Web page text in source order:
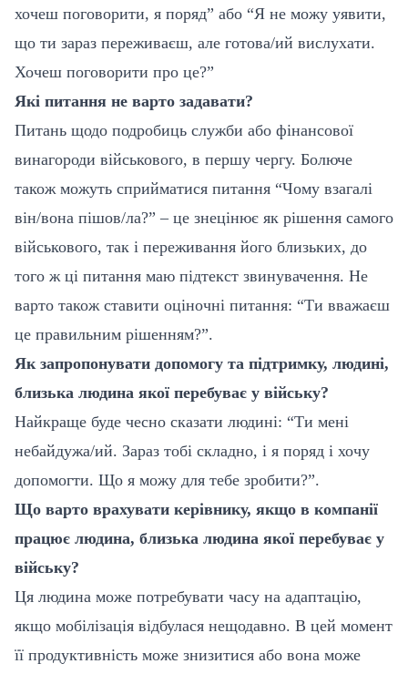
хочеш поговорити, я поряд” або “Я не можу уявити,
що ти зараз переживаєш, але готова/ий вислухати.
Хочеш поговорити про це?”
Які питання не варто задавати?
Питань щодо подробиць служби або фінансової
винагороди військового, в першу чергу. Болюче
також можуть сприйматися питання “Чому взагалі
він/вона пішов/ла?” – це знецінює як рішення самого
військового, так і переживання його близьких, до
того ж ці питання маю підтекст звинувачення. Не
варто також ставити оціночні питання: “Ти вважаєш
це правильним рішенням?”.
Як запропонувати допомогу та підтримку, людині,
близька людина якої перебуває у війську?
Найкраще буде чесно сказати людині: “Ти мені
небайдужа/ий. Зараз тобі складно, і я поряд і хочу
допомогти. Що я можу для тебе зробити?”.
Що варто врахувати керівнику, якщо в компанії
працює людина, близька людина якої перебуває у
війську?
Ця людина може потребувати часу на адаптацію,
якщо мобілізація відбулася нещодавно. В цей момент
її продуктивність може знизитися або вона може